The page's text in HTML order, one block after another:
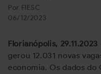
Por FIESC
06/12/2023
Florianópolis, 29.11.2023
gerou 12.031 novas
economia. Os dados do